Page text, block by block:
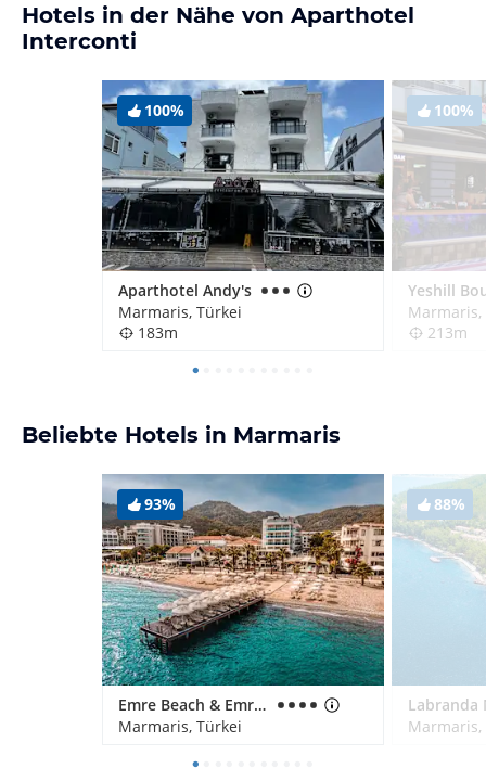
Hotels in der Nähe von Aparthotel
Interconti
100%
Aparthotel Andy's
Marmaris, Türkei
183m
100%
Marmaris,
213m
Beliebte Hotels in Marmaris
93%
Emre Beach & Emre Hotel
Marmaris, Türkei
88%
Marmaris,